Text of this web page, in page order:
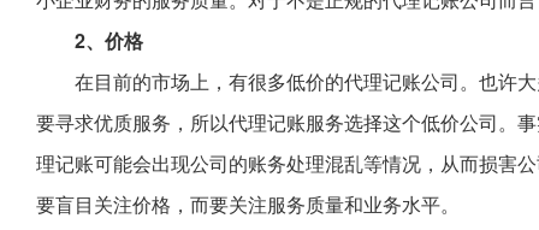
2、价格
在目前的市场上，有很多低价的代理记账公司。也许
要寻求优质服务，所以代理记账服务选择这个低价公司。
理记账可能会出现公司的账务处理混乱等情况，从而损害
要盲目关注价格，而要关注服务质量和业务水平。